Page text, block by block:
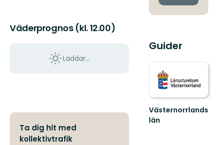
Väderprognos (kl. 12.00)
Laddar...
Ta dig hit med
kollektivtrafik
Guider
Västernorrlands
län